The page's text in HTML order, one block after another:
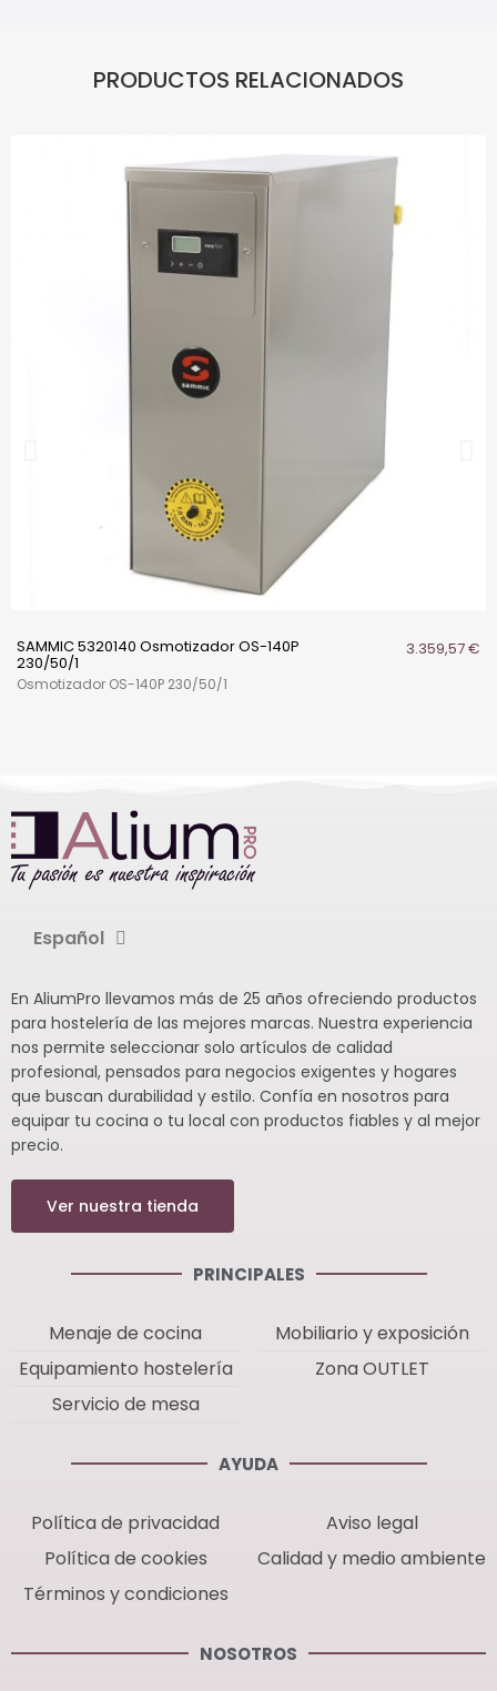
PRODUCTOS RELACIONADOS
SAMMIC 5320140 Osmotizador OS-140P
230/50/1
3.359,57 €
Osmotizador OS-140P 230/50/1
Español
En AliumPro llevamos más de 25 años ofreciendo productos
para hostelería de las mejores marcas. Nuestra experiencia
nos permite seleccionar solo artículos de calidad
profesional, pensados para negocios exigentes y hogares
que buscan durabilidad y estilo. Confía en nosotros para
equipar tu cocina o tu local con productos fiables y al mejor
precio.
Ver nuestra tienda
PRINCIPALES
Menaje de cocina
Equipamiento hostelería
Servicio de mesa
Mobiliario y exposición
Zona OUTLET
AYUDA
Política de privacidad
Política de cookies
Términos y condiciones
Aviso legal
Calidad y medio ambiente
NOSOTROS